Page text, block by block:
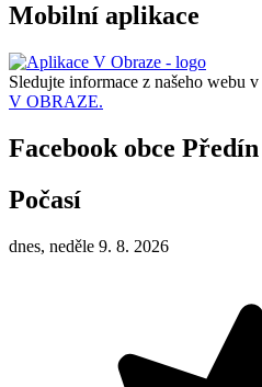
Mobilní aplikace
Sledujte informace z našeho webu v
V OBRAZE.
Facebook obce Předín
Počasí
dnes, neděle 9. 8. 2026